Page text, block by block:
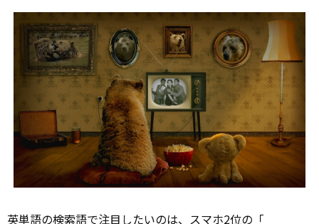
英単語の検索語で注目したいのは、スマホ2位の「